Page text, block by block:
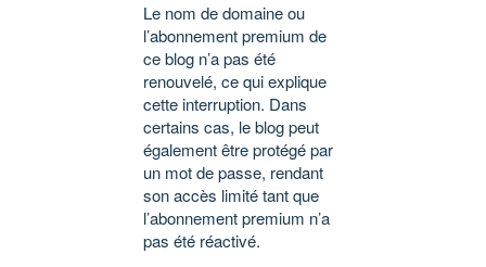
Le nom de domaine ou
l’abonnement premium de
ce blog n’a pas été
renouvelé, ce qui explique
cette interruption. Dans
certains cas, le blog peut
également être protégé par
un mot de passe, rendant
son accès limité tant que
l’abonnement premium n’a
pas été réactivé.